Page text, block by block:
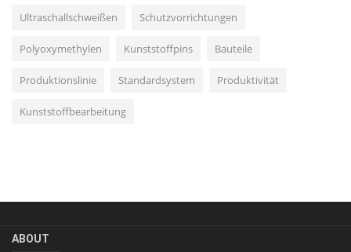
Ultraschallschweißen Schutzvorrichtungen
Polyoxymethylen Kunststoffpins Bauteile
Produktionslinie Standardsystem Produktivität
Kunststoffbearbeitung
ABOUT